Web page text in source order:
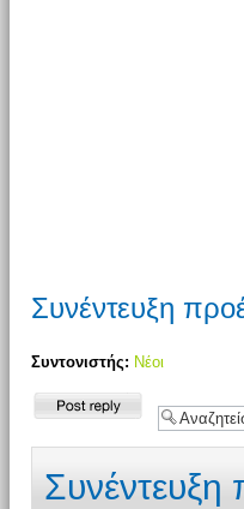
Συνέντευξη
Συντονιστής: Νέοι
Δημιουργία